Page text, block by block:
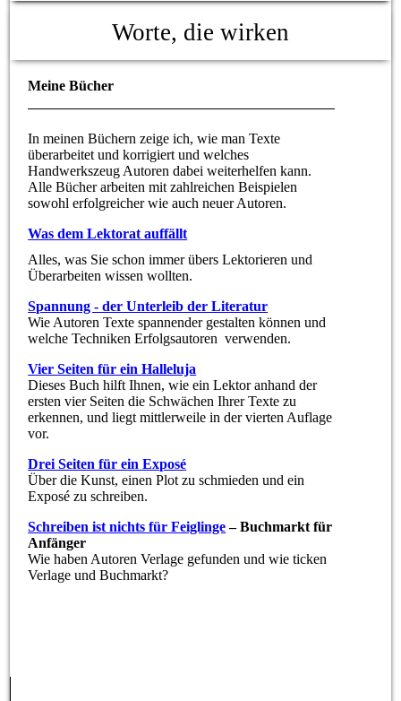
Worte, die wirken
Meine Bücher
In meinen Büchern zeige ich, wie man Texte
überarbeitet und korrigiert und welches
Handwerkszeug Autoren dabei weiterhelfen kann.
Alle Bücher arbeiten mit zahlreichen Beispielen
sowohl erfolgreicher wie auch neuer Autoren.
Was dem Lektorat auffällt
Alles, was Sie schon immer übers Lektorieren und
Überarbeiten wissen wollten.
Spannung - der Unterleib der Literatur
Wie Autoren Texte spannender gestalten können und
welche Techniken Erfolgsautoren verwenden.
Vier Seiten für ein Halleluja
Dieses Buch hilft Ihnen, wie ein Lektor anhand der
ersten vier Seiten die Schwächen Ihrer Texte zu
erkennen, und liegt mittlerweile in der vierten Auflage
vor.
Drei Seiten für ein Exposé
Über die Kunst, einen Plot zu schmieden und ein
Exposé zu schreiben.
Schreiben ist nichts für Feiglinge– Buchmarkt für
Anfänger
Wie haben Autoren Verlage gefunden und wie ticken
Verlage und Buchmarkt?